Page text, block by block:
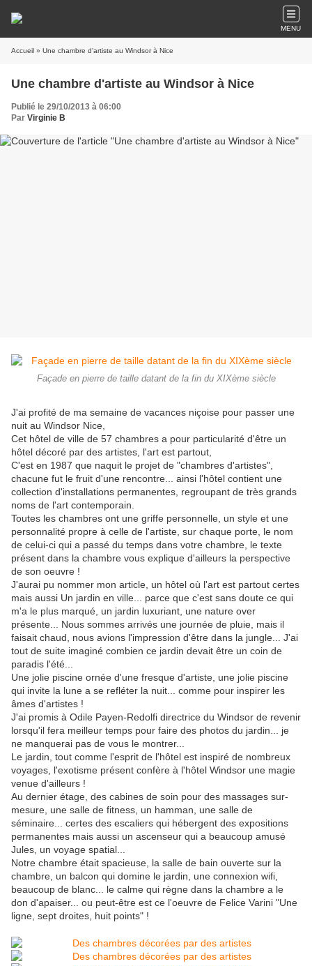
MENU
Accueil » Une chambre d'artiste au Windsor à Nice
Une chambre d'artiste au Windsor à Nice
Publié le 29/10/2013 à 06:00
Par Virginie B
Façade en pierre de taille datant de la fin du XIXème siècle
J'ai profité de ma semaine de vacances niçoise pour passer une
nuit au Windsor Nice,
Cet hôtel de ville de 57 chambres a pour particularité d'être un
hôtel décoré par des artistes, l'art est partout,
C'est en 1987 que naquit le projet de "chambres d'artistes",
chacune fut le fruit d'une rencontre... ainsi l'hôtel contient une
collection d'installations permanentes, regroupant de très grands
noms de l'art contemporain.
Toutes les chambres ont une griffe personnelle, un style et une
personnalité propre à celle de l'artiste, sur chaque porte, le nom
de celui-ci qui a passé du temps dans votre chambre, le texte
présent dans la chambre vous explique d'ailleurs la perspective
de son oeuvre !
J'aurai pu nommer mon article, un hôtel où l'art est partout certes
mais aussi Un jardin en ville... parce que c'est sans doute ce qui
m'a le plus marqué, un jardin luxuriant, une nature over
présente... Nous sommes arrivés une journée de pluie, mais il
faisait chaud, nous avions l'impression d'être dans la jungle... J'ai
tout de suite imaginé combien ce jardin devait être un coin de
paradis l'été...
Une jolie piscine ornée d'une fresque d'artiste, une jolie piscine
qui invite la lune a se refléter la nuit... comme pour inspirer les
âmes d'artistes !
J'ai promis à Odile Payen-Redolfi directrice du Windsor de revenir
lorsqu'il fera meilleur temps pour faire des photos du jardin... je
ne manquerai pas de vous le montrer...
Le jardin, tout comme l'esprit de l'hôtel est inspiré de nombreux
voyages, l'exotisme présent confère à l'hôtel Windsor une magie
venue d'ailleurs !
Au dernier étage, des cabines de soin pour des massages sur-
mesure, une salle de fitness, un hamman, une salle de
séminaire... certes des escaliers qui hébergent des expositions
permanentes mais aussi un ascenseur qui a beaucoup amusé
Jules, un voyage spatial...
Notre chambre était spacieuse, la salle de bain ouverte sur la
chambre, un balcon qui domine le jardin, une connexion wifi,
beaucoup de blanc... le calme qui règne dans la chambre a le
don d'apaiser... ou peut-être est ce l'oeuvre de Felice Varini "Une
ligne, sept droites, huit points" !